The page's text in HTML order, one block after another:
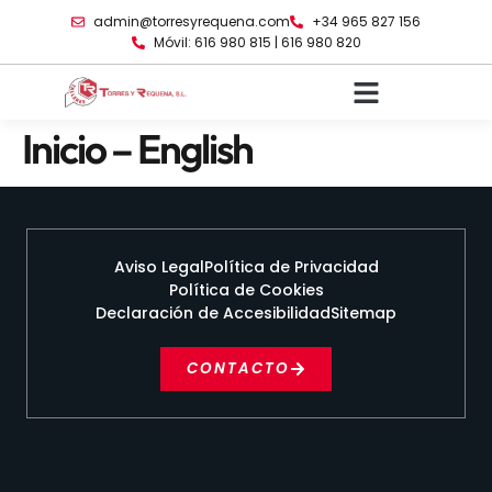
admin@torresyrequena.com
+34 965 827 156
Móvil: 616 980 815 | 616 980 820
Inicio – English
Aviso LegalPolítica de Privacidad
Política de Cookies
Declaración de AccesibilidadSitemap
CONTACTO